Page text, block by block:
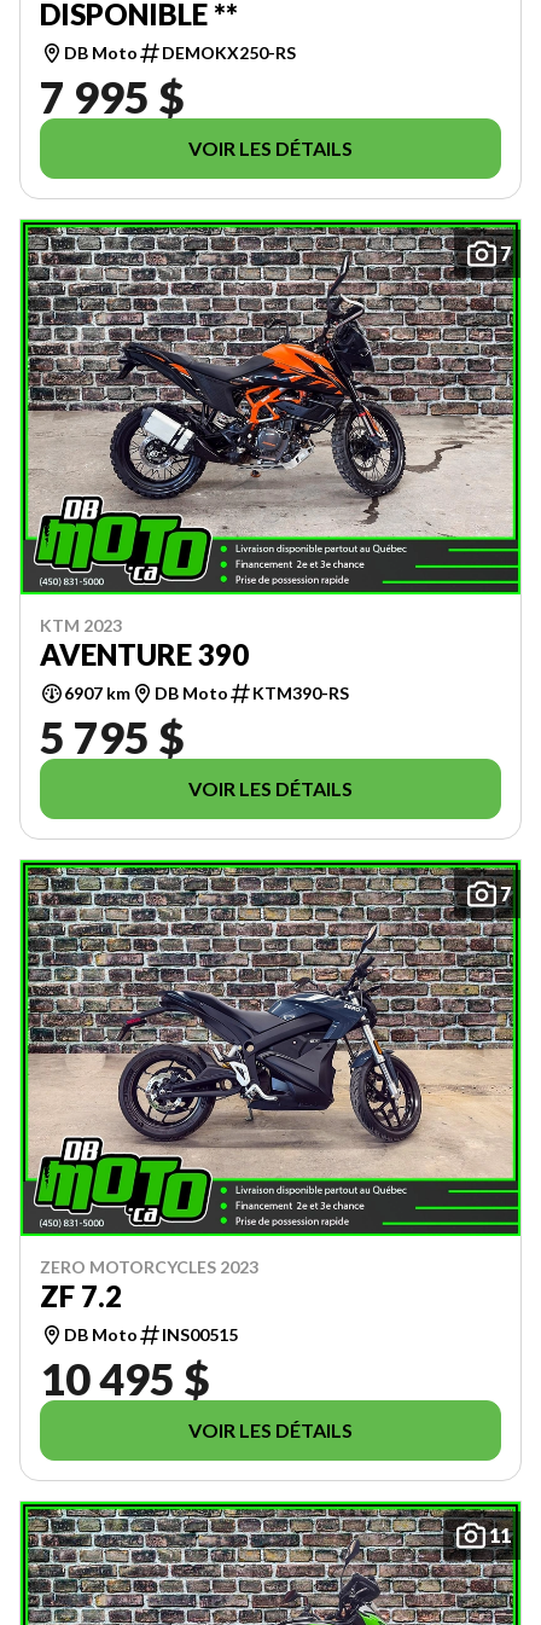
DISPONIBLE **
DB Moto DEMOKX250-RS
7 995 $
VOIR LES DÉTAILS
7
KTM 2023
AVENTURE 390
6907 km DB Moto KTM390-RS
5 795 $
VOIR LES DÉTAILS
7
ZERO MOTORCYCLES 2023
ZF 7.2
DB Moto INS00515
10 495 $
VOIR LES DÉTAILS
11